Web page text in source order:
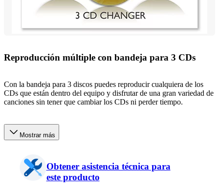
Reproducción múltiple con bandeja para 3 CDs
Con la bandeja para 3 discos puedes reproducir cualquiera de los
CDs que están dentro del equipo y disfrutar de una gran variedad de
canciones sin tener que cambiar los CDs ni perder tiempo.
Mostrar más
Obtener asistencia técnica para
este producto